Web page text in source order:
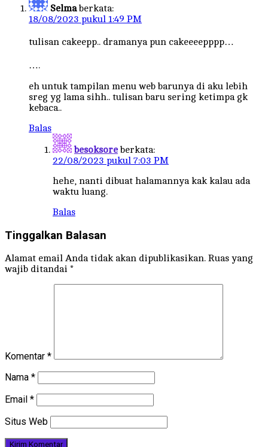
Selma berkata:
18/08/2023 pukul 1:49 PM
tulisan cakeepp.. dramanya pun cakeeeepppp…
….
eh untuk tampilan menu web barunya di aku lebih
sreg yg lama sihh.. tulisan baru sering ketimpa gk
kebaca..
Balas
besoksore berkata:
22/08/2023 pukul 7:03 PM
hehe, nanti dibuat halamannya kak kalau ada
waktu luang.
Balas
Tinggalkan Balasan
Alamat email Anda tidak akan dipublikasikan. Ruas yang
wajib ditandai *
Komentar *
Nama *
Email *
Situs Web